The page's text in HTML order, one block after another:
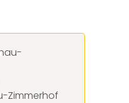
Zimmerhof